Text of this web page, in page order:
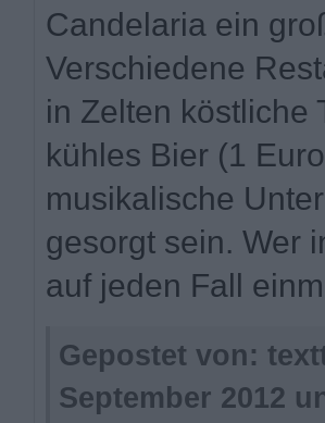
Candelaria ein
Verschiedene
in Zelten köstliche
kühles Bier (1
musikalische
gesorgt sein. Wer
auf jeden Fall
Gepostet von:
September 2012